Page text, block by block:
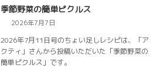
季節野菜の簡単ピクルス
2026年7月7日
2026年7月11日号のちょい足しレシピは、「ア
クティ」さんから投稿いただいた「季節野菜の
簡単ピクルス」です。